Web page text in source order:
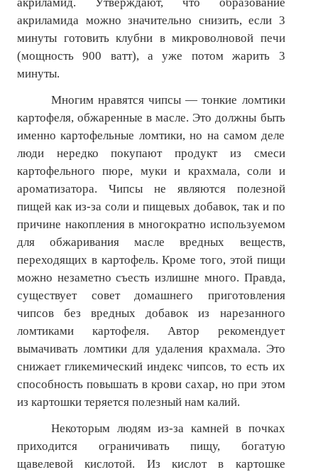
акриламида можно значительно снизить, если 3
минуты готовить клубни в микроволновой печи
(мощность 900 ватт), а уже потом жарить 3
минуты.
Многим нравятся чипсы — тонкие ломтики
картофеля, обжаренные в масле. Это должны быть
именно картофельные ломтики, но на самом деле
люди нередко покупают продукт из смеси
картофельного пюре, муки и крахмала, соли и
ароматизатора. Чипсы не являются полезной
пищей как из-за соли и пищевых добавок, так и по
причине накопления в многократно используемом
для обжаривания масле вредных веществ,
переходящих в картофель. Кроме того, этой пищи
можно незаметно съесть излишне много. Правда,
существует совет домашнего приготовления
чипсов без вредных добавок из нарезанного
ломтиками картофеля. Автор рекомендует
вымачивать ломтики для удаления крахмала. Это
снижает гликемический индекс чипсов, то есть их
способность повышать в крови сахар, но при этом
из картошки теряется полезный нам калий.
Некоторым людям из-за камней в почках
приходится ограничивать пищу, богатую
щавелевой кислотой. Из кислот в картошке